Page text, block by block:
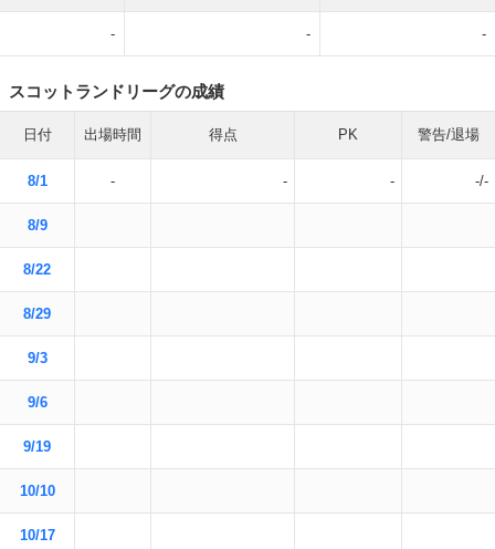
- - -
スコットランドリーグの成績
日付 出場時間 得点 PK 警告/退場
8/1 - - - -/-
8/9
8/22
8/29
9/3
9/6
9/19
10/10
10/17